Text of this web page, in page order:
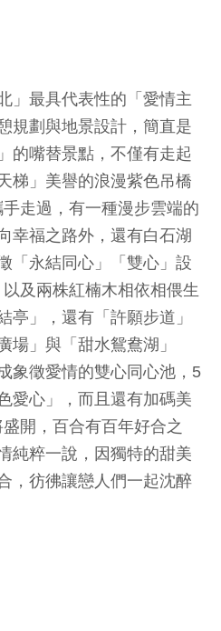
」最具代表性的「愛情主
規劃與地景設計，簡直是
的嘴替景點，不僅有走起
梯」美譽的浪漫紫色吊橋
走過，有一種漫步雲端的
幸福之路外，還有白石湖
「永結同心」「雙心」設
及兩株紅楠木相依相偎生
亭」，還有「許願步道」
場」與「甜水鴛鴦湖」
象徵愛情的雙心同心池，5
愛心」，而且還有加碼美
開，百合有百年好合之
純粹一說，因獨特的甜美
，彷彿讓戀人們一起沈醉